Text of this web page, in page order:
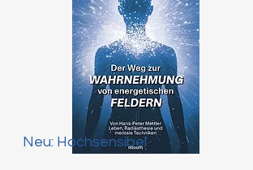
Neu: Hochsensibel